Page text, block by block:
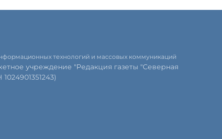
технологий и массовых коммуникаций
учреждение "Редакция газеты "Северная